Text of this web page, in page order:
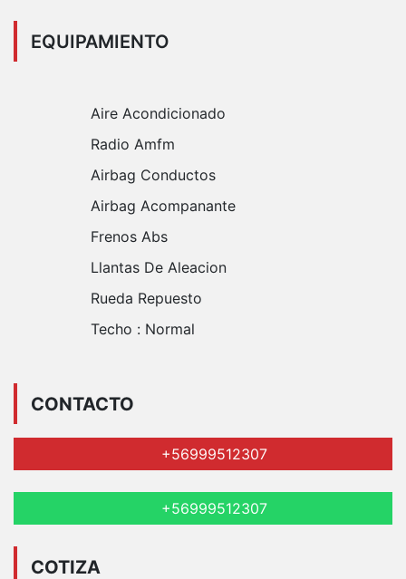
EQUIPAMIENTO
Aire Acondicionado
Radio Amfm
Airbag Conductos
Airbag Acompanante
Frenos Abs
Llantas De Aleacion
Rueda Repuesto
Techo : Normal
CONTACTO
+56999512307
+56999512307
COTIZA